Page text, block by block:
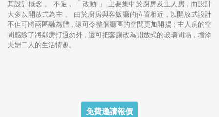
其設計概念 。 不過 , 「 改動 」 主要集中於廚房及主人房 , 而設計
大多以開放式為主 。 由於廚房與客飯廳的位置相近 , 以開放式設計
不但可將兩區融為體 , 還可令整個廳區的空間更加開揚 ; 主人房的空
間感除了將鄰房打通勿外 , 還可把套廁改為開放式的玻璃間隔，增添
夫婦二人的生活情趣。
免費邀請報價